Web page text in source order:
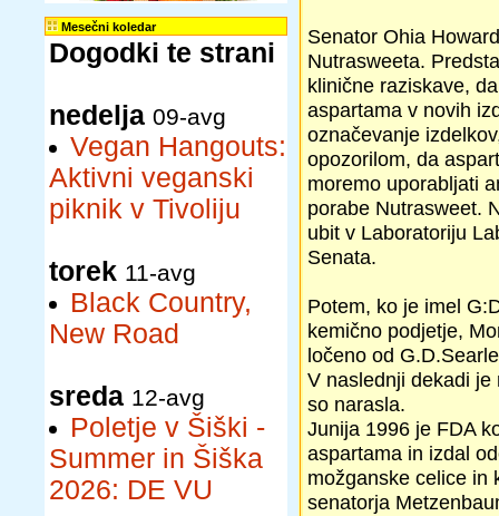
Mesečni koledar
Dogodki te strani
nedelja 09-avg
Vegan Hangouts:
Aktivni veganski
piknik v Tivoliju
torek 11-avg
Black Country,
New Road
sreda 12-avg
Poletje v Šiški -
Summer in Šiška
2026: DE VU
Senator Ohia
Nutrasweeta.
klinične raziskave,
aspartama v novih
označevanje
opozorilom, da
moremo uporabljati
porabe Nutrasweet.
ubit v Laboratoriju
Senata.
Potem, ko je imel
kemično podjetje,
ločeno od
V naslednji dekadi
so narasla.
Junija 1996 je FDA
aspartama in izdal
možganske celice in
senatorja